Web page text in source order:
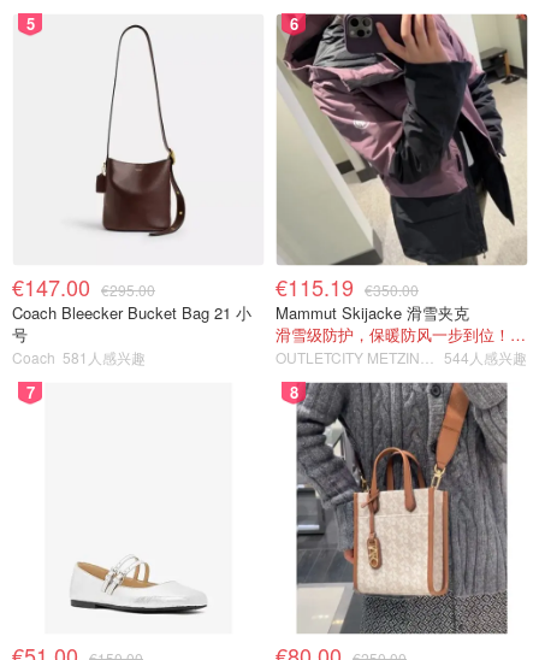
5
€147.00 €295.00
Coach Bleecker Bucket Bag 21 小
号
Coach 581人感兴趣
6
€115.19 €350.00
Mammut Skijacke 滑雪夹克
滑雪级防护，保暖防风一步到位！仅剩s！
544人感兴趣
7 8